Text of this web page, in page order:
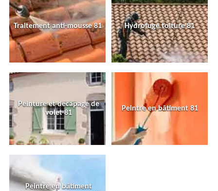
Traitement anti-mousse 81 Hydrofuge toiture 81
Peinture et décapage de
volet 81
Peintre en bâtiment 81
Peintre en bâtiment